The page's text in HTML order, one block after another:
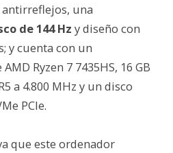
antirreflejos, una
de 144 Hz y diseño con
y cuenta con un
Ryzen 7 7435HS, 16 GB
a 4.800 MHz y un disco
PCIe.
que este ordenador